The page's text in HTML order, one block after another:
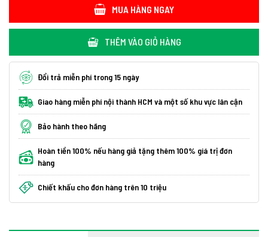
MUA HÀNG NGAY
THÊM VÀO GIỎ HÀNG
Đổi trả miễn phí trong 15 ngày
Giao hàng miễn phí nội thành HCM và một số khu vực lân cận
Bảo hành theo hãng
Hoàn tiền 100% nếu hàng giả tặng thêm 100% giá trị đơn
hàng
Chiết khấu cho đơn hàng trên 10 triệu